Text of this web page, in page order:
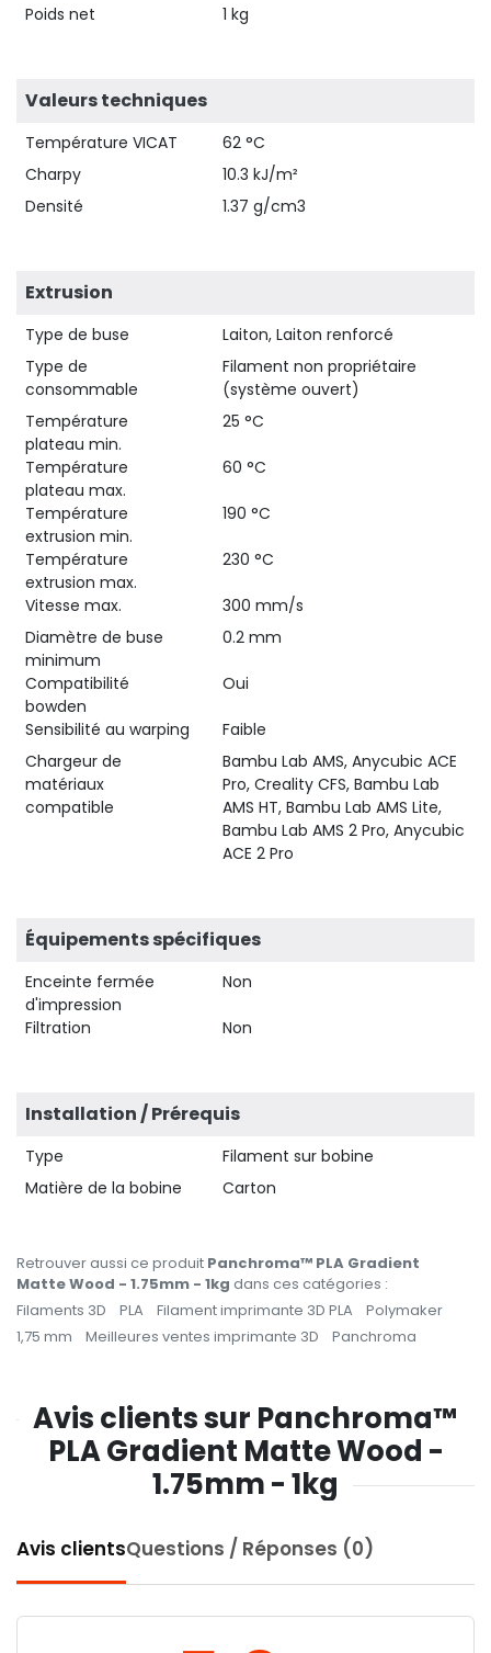
Poids net
1 kg
Valeurs techniques
Température VICAT
62 °C
Charpy
10.3 kJ/m²
Densité
1.37 g/cm3
Extrusion
Type de buse
Laiton, Laiton renforcé
Type de
consommable
Filament non propriétaire
(système ouvert)
Température
plateau min.
25 °C
Température
plateau max.
60 °C
Température
extrusion min.
190 °C
Température
extrusion max.
230 °C
Vitesse max.
300 mm/s
Diamètre de buse
minimum
0.2 mm
Compatibilité
bowden
Oui
Sensibilité au warping
Faible
Chargeur de
matériaux
compatible
Bambu Lab AMS, Anycubic ACE
Pro, Creality CFS, Bambu Lab
AMS HT, Bambu Lab AMS Lite,
Bambu Lab AMS 2 Pro, Anycubic
ACE 2 Pro
Équipements spécifiques
Enceinte fermée
d'impression
Non
Filtration Non
Installation / Prérequis
Type
Filament sur bobine
Matière de la bobine
Carton
Retrouver aussi ce produit Panchroma™ PLA Gradient
Matte Wood - 1.75mm - 1kg dans ces catégories :
Filaments 3D
PLA Filament imprimante 3D PLA
Polymaker
1,75 mm
Meilleures ventes imprimante 3D Panchroma
Avis clients sur Panchroma™
PLA Gradient Matte Wood -
1.75mm - 1kg
Avis clientsQuestions / Réponses (0)